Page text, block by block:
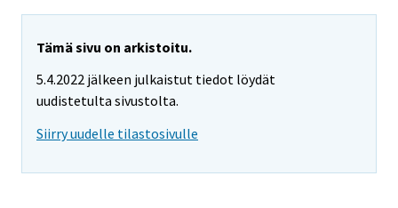
Tämä sivu on arkistoitu.
5.4.2022 jälkeen julkaistut tiedot löydät
uudistetulta sivustolta.
Siirry uudelle tilastosivulle